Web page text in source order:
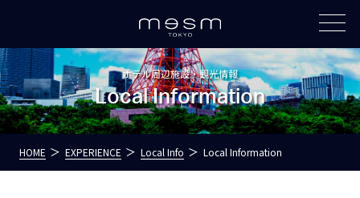
ホテル周辺施設・観光情報
Local Information
HOME EXPERIENCE Local Info Local Information